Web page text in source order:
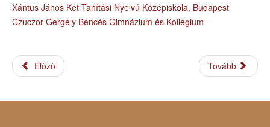
Xántus János Két Tanítási Nyelvű Középiskola, Budapest
Czuczor Gergely Bencés Gimnázium és Kollégium
Előző Tovább